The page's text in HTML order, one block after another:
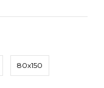
80x150